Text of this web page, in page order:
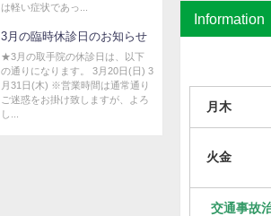
は軽い症状であっ...
3月の臨時休診日のお知らせ
★3月の取手院の休診日は、以下
の通りになります。 3月20日(日) 3
月31日(木) ※営業時間は通常通り
ご迷惑をお掛け致しますが、よろ
し...
Information
月木
火金
交通事故